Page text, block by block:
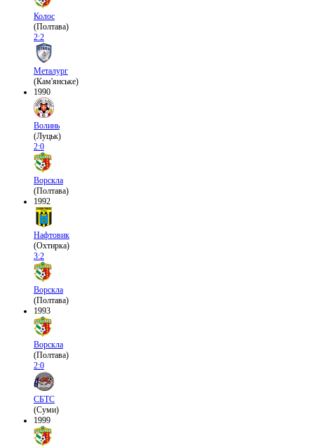
Колос
(Полтава)
2:2
Металург
(Кам'янське)
1990
Волинь
(Луцьк)
2:0
Ворскла
(Полтава)
1992
Нафтовик
(Охтирка)
3:2
Ворскла
(Полтава)
1993
Ворскла
(Полтава)
2:0
СБТС
(Суми)
1999